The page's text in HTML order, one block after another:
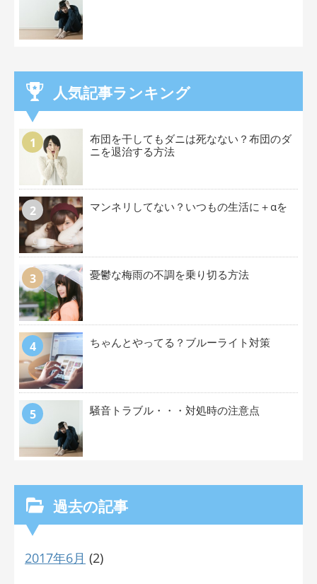
人気記事ランキング
布団を干してもダニは死なない？布団のダ
ニを退治する方法
マンネリしてない？いつもの生活に＋αを
憂鬱な梅雨の不調を乗り切る方法
ちゃんとやってる？ブルーライト対策
騒音トラブル・・・対処時の注意点
過去の記事
2017年6月 (2)